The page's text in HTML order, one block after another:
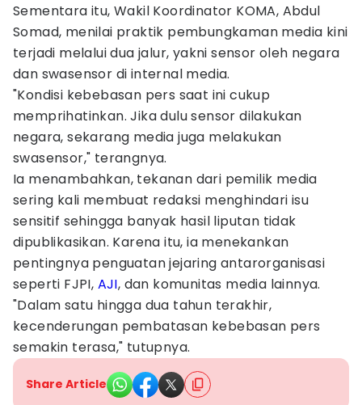
Sementara itu, Wakil Koordinator KOMA, Abdul
Somad, menilai praktik pembungkaman media kini
terjadi melalui dua jalur, yakni sensor oleh negara
dan swasensor di internal media.
"Kondisi kebebasan pers saat ini cukup
memprihatinkan. Jika dulu sensor dilakukan
negara, sekarang media juga melakukan
swasensor," terangnya.
Ia menambahkan, tekanan dari pemilik media
sering kali membuat redaksi menghindari isu
sensitif sehingga banyak hasil liputan tidak
dipublikasikan. Karena itu, ia menekankan
pentingnya penguatan jejaring antarorganisasi
seperti FJPI, AJI, dan komunitas media lainnya.
"Dalam satu hingga dua tahun terakhir,
kecenderungan pembatasan kebebasan pers
semakin terasa," tutupnya.
Share Article